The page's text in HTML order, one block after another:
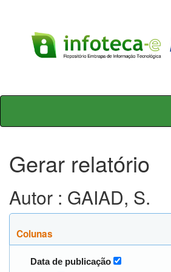
Skip
Gerar relatório
Autor : GAIAD, S.
Colunas
Data de publicação